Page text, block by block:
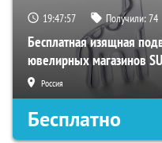
19:47:55 Получили:74
Бесплатная изящная
ювелирных магазинов
Россия
Бесплатно